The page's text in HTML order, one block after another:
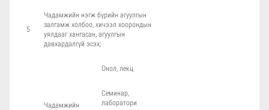
5
Чадамжийн нэгж бүрийн агуулгын
залгамж холбоо, хичээл хоорондын
уялдааг хангасан, агуулгын
давхардалгүй эсэх;
Чадамжийн
Онол, лекц
Семинар,
лаборатори